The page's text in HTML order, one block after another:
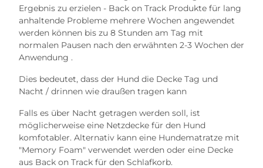
Ergebnis zu erzielen - Back on Track Produkte für lang
anhaltende Probleme mehrere Wochen angewendet
werden können bis zu 8 Stunden am Tag mit
normalen Pausen nach den erwähnten 2-3 Wochen der
Anwendung .
Dies bedeutet, dass der Hund die Decke Tag und
Nacht / drinnen wie draußen tragen kann
Falls es über Nacht getragen werden soll, ist
möglicherweise eine Netzdecke für den Hund
komfotabler. Alternativ kann eine Hundematratze mit
"Memory Foam" verwendet werden oder eine Decke
aus Back on Track für den Schlafkorb.